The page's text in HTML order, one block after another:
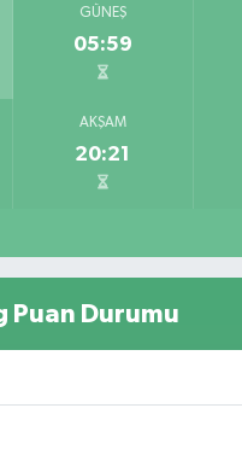
GÜNEŞ
05:59
AKŞAM
20:21
Puan Durumu